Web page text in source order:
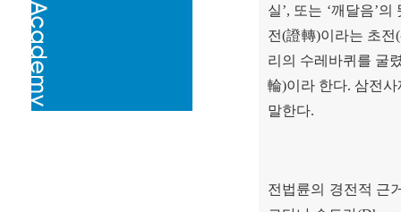
실’, 또는 ‘깨달음’의
전(證轉)이라는 초전(
리의 수레바퀴를 굴
輪)이라 한다. 삼전사
말한다.
전법륜의 경전적 근